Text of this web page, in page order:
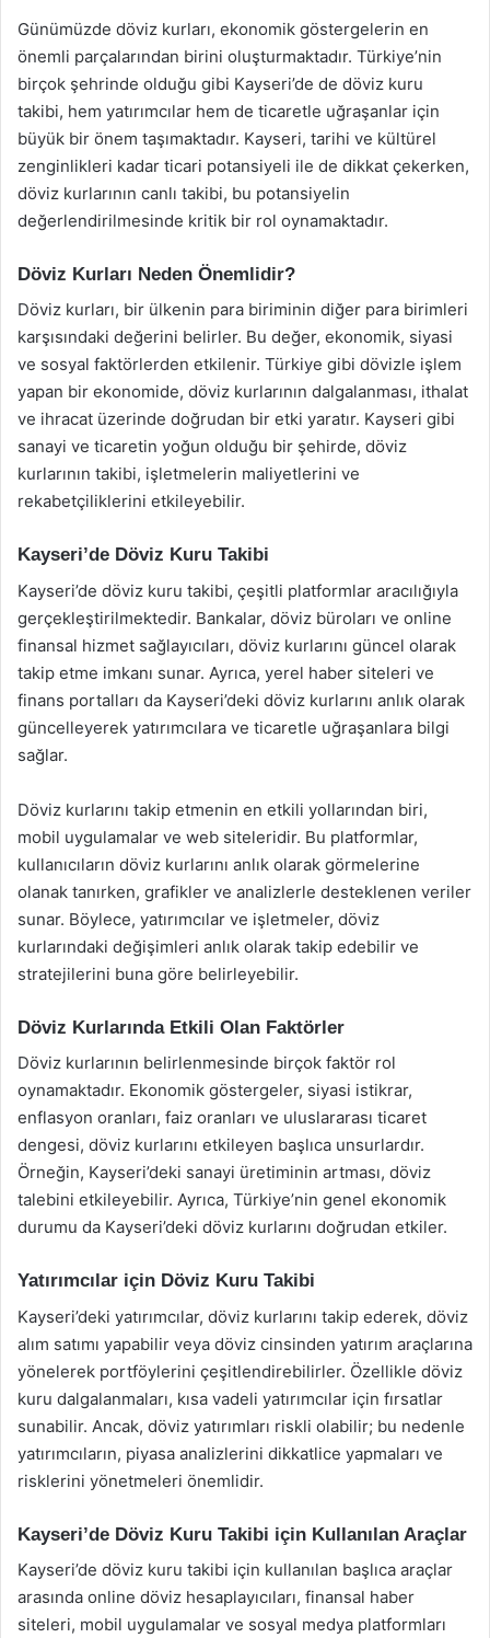
Günümüzde döviz kurları, ekonomik göstergelerin en
önemli parçalarından birini oluşturmaktadır. Türkiye’nin
birçok şehrinde olduğu gibi Kayseri’de de döviz kuru
takibi, hem yatırımcılar hem de ticaretle uğraşanlar için
büyük bir önem taşımaktadır. Kayseri, tarihi ve kültürel
zenginlikleri kadar ticari potansiyeli ile de dikkat çekerken,
döviz kurlarının canlı takibi, bu potansiyelin
değerlendirilmesinde kritik bir rol oynamaktadır.
Döviz Kurları Neden Önemlidir?
Döviz kurları, bir ülkenin para biriminin diğer para birimleri
karşısındaki değerini belirler. Bu değer, ekonomik, siyasi
ve sosyal faktörlerden etkilenir. Türkiye gibi dövizle işlem
yapan bir ekonomide, döviz kurlarının dalgalanması, ithalat
ve ihracat üzerinde doğrudan bir etki yaratır. Kayseri gibi
sanayi ve ticaretin yoğun olduğu bir şehirde, döviz
kurlarının takibi, işletmelerin maliyetlerini ve
rekabetçiliklerini etkileyebilir.
Kayseri’de Döviz Kuru Takibi
Kayseri’de döviz kuru takibi, çeşitli platformlar aracılığıyla
gerçekleştirilmektedir. Bankalar, döviz büroları ve online
finansal hizmet sağlayıcıları, döviz kurlarını güncel olarak
takip etme imkanı sunar. Ayrıca, yerel haber siteleri ve
finans portalları da Kayseri’deki döviz kurlarını anlık olarak
güncelleyerek yatırımcılara ve ticaretle uğraşanlara bilgi
sağlar.
Döviz kurlarını takip etmenin en etkili yollarından biri,
mobil uygulamalar ve web siteleridir. Bu platformlar,
kullanıcıların döviz kurlarını anlık olarak görmelerine
olanak tanırken, grafikler ve analizlerle desteklenen veriler
sunar. Böylece, yatırımcılar ve işletmeler, döviz
kurlarındaki değişimleri anlık olarak takip edebilir ve
stratejilerini buna göre belirleyebilir.
Döviz Kurlarında Etkili Olan Faktörler
Döviz kurlarının belirlenmesinde birçok faktör rol
oynamaktadır. Ekonomik göstergeler, siyasi istikrar,
enflasyon oranları, faiz oranları ve uluslararası ticaret
dengesi, döviz kurlarını etkileyen başlıca unsurlardır.
Örneğin, Kayseri’deki sanayi üretiminin artması, döviz
talebini etkileyebilir. Ayrıca, Türkiye’nin genel ekonomik
durumu da Kayseri’deki döviz kurlarını doğrudan etkiler.
Yatırımcılar için Döviz Kuru Takibi
Kayseri’deki yatırımcılar, döviz kurlarını takip ederek, döviz
alım satımı yapabilir veya döviz cinsinden yatırım araçlarına
yönelerek portföylerini çeşitlendirebilirler. Özellikle döviz
kuru dalgalanmaları, kısa vadeli yatırımcılar için fırsatlar
sunabilir. Ancak, döviz yatırımları riskli olabilir; bu nedenle
yatırımcıların, piyasa analizlerini dikkatlice yapmaları ve
risklerini yönetmeleri önemlidir.
Kayseri’de Döviz Kuru Takibi için Kullanılan Araçlar
Kayseri’de döviz kuru takibi için kullanılan başlıca araçlar
arasında online döviz hesaplayıcıları, finansal haber
siteleri, mobil uygulamalar ve sosyal medya platformları